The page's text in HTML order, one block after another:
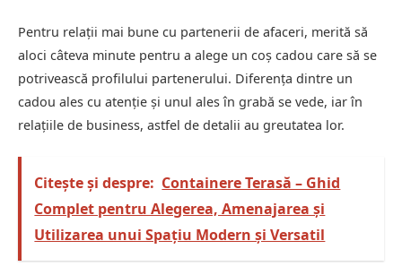
Pentru relații mai bune cu partenerii de afaceri, merită să
aloci câteva minute pentru a alege un coș cadou care să se
potrivească profilului partenerului. Diferența dintre un
cadou ales cu atenție și unul ales în grabă se vede, iar în
relațiile de business, astfel de detalii au greutatea lor.
Citește și despre: Containere Terasă – Ghid
Complet pentru Alegerea, Amenajarea și
Utilizarea unui Spațiu Modern și Versatil